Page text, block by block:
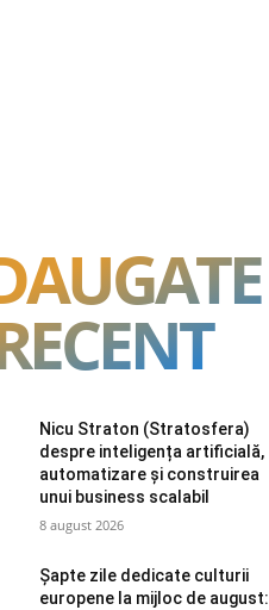
Nicu Straton (Stratosfera)
despre inteligența artificială,
automatizare și construirea
unui business scalabil
8 august 2026
Șapte zile dedicate culturii
europene la mijloc de august: